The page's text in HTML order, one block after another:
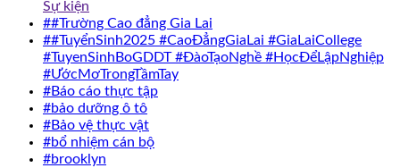
Sự kiện
##Trường Cao đẳng Gia Lai
##TuyểnSinh2025 #CaoĐẳngGiaLai #GiaLaiCollege
#TuyenSinhBoGDDT #ĐàoTạoNghề #HọcĐểLậpNghiệp
#ƯớcMơTrongTầmTay
#Báo cáo thực tập
#bảo dưỡng ô tô
#Bảo vệ thực vật
#bổ nhiệm cán bộ
#brooklyn